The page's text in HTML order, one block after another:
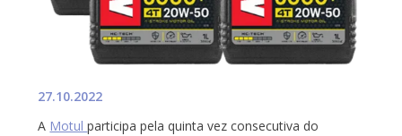
27.10.2022
A Motulparticipa pela quinta vez consecutiva do